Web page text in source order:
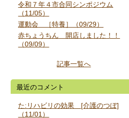
令和７年４市合同シンポジウム
（11/05）
運動会 ［特養］（09/29）
赤ちょうちん 開店しました！！
（09/09）
記事一覧へ
最近のコメント
た:リハビリの効果 [介護のつぼ]
（11/01）